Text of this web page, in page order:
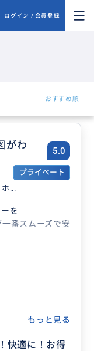
ログイン / 会員登録
おすすめ順
がわ
5.0
プライベート
...
を
番スムーズで安
もっと見る
快適に！お得